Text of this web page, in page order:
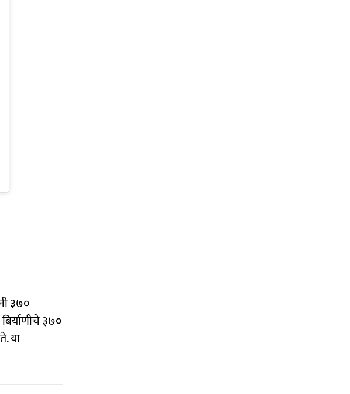
३७०
३७०
या